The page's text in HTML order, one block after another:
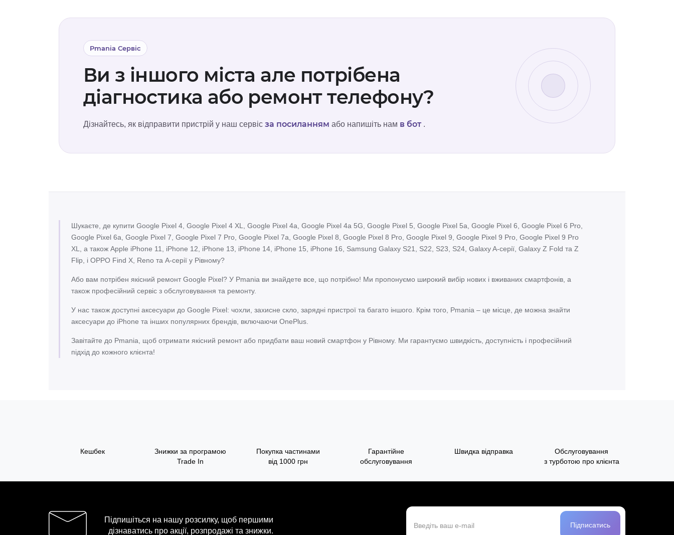
Pmania Сервіс
Ви з іншого міста але потрібена
діагностика або ремонт телефону?
Дізнайтесь, як відправити пристрій у наш сервіс за посиланням або напишіть нам в бот .
Шукаєте, де купити Google Pixel 4, Google Pixel 4 XL, Google Pixel 4a, Google Pixel 4a 5G, Google Pixel 5, Google Pixel 5a, Google Pixel 6, Google Pixel 6 Pro,
Google Pixel 6a, Google Pixel 7, Google Pixel 7 Pro, Google Pixel 7a, Google Pixel 8, Google Pixel 8 Pro, Google Pixel 9, Google Pixel 9 Pro, Google Pixel 9 Pro
XL, а також Apple iPhone 11, iPhone 12, iPhone 13, iPhone 14, iPhone 15, iPhone 16, Samsung Galaxy S21, S22, S23, S24, Galaxy A-серії, Galaxy Z Fold та Z
Flip, і OPPO Find X, Reno та A-серії у Рівному?
Або вам потрібен якісний ремонт Google Pixel? У Pmania ви знайдете все, що потрібно! Ми пропонуємо широкий вибір нових і вживаних смартфонів, а
також професійний сервіс з обслуговування та ремонту.
У нас також доступні аксесуари до Google Pixel: чохли, захисне скло, зарядні пристрої та багато іншого. Крім того, Pmania – це місце, де можна знайти
аксесуари до iPhone та інших популярних брендів, включаючи OnePlus.
Завітайте до Pmania, щоб отримати якісний ремонт або придбати ваш новий смартфон у Рівному. Ми гарантуємо швидкість, доступність і професійний
підхід до кожного клієнта!
Кешбек
Знижки за програмою
Trade In
Покупка частинами
від 1000 грн
Гарантійне
обслуговування
Швидка відправка
Обслуговування
з турботою про клієнта
Підпишіться на нашу розсилку, щоб першими
дізнаватись про акції, розпродажі та знижки.
Підписатись